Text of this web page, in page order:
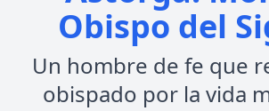
Obispo del
Un hombre de fe que
obispado por la vida